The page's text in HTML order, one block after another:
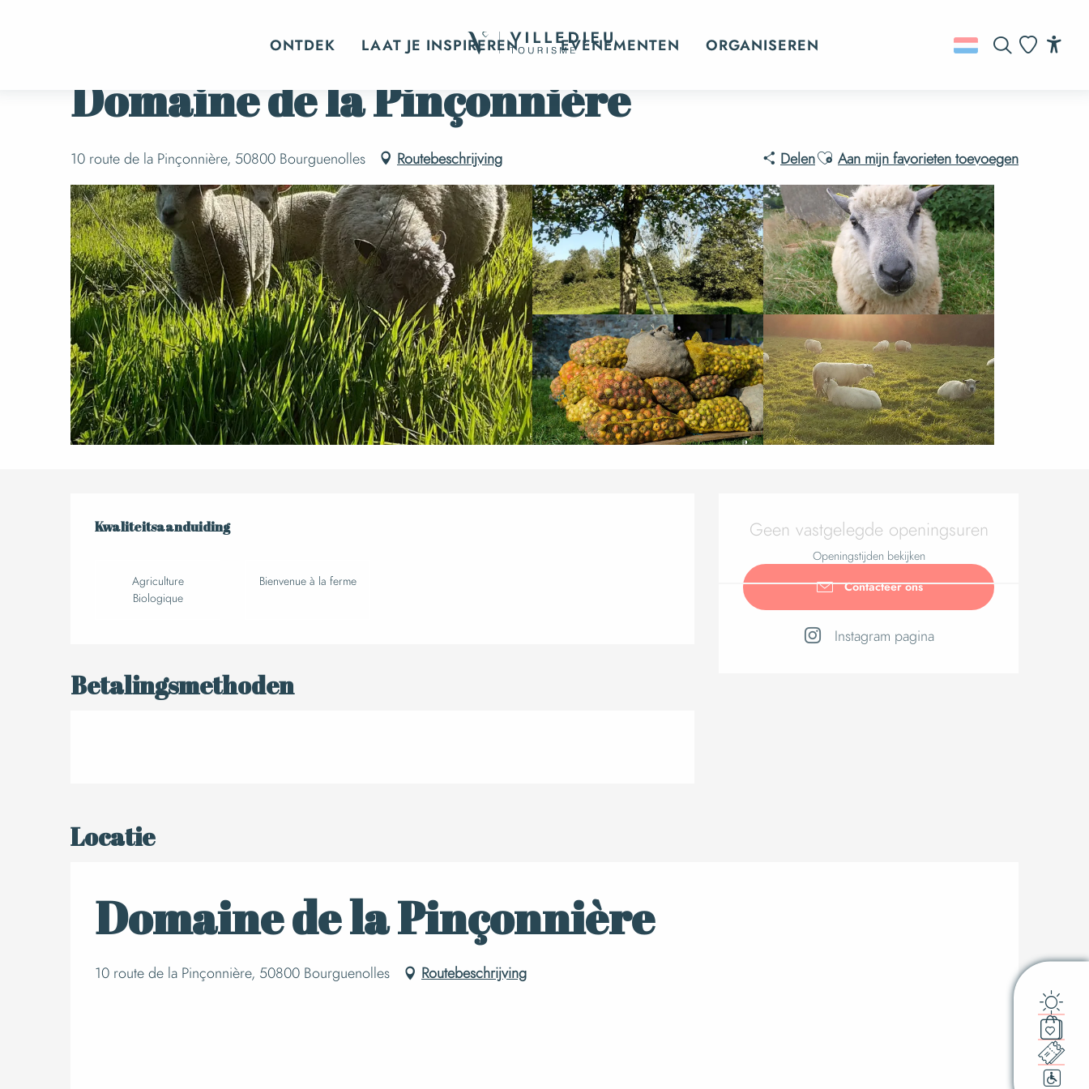
ONTDEK LAAT JE INSPIREREN EVENEMENTEN ORGANISEREN
Domaine de la Pinçonnière
10 route de la Pinçonnière, 50800 Bourguenolles Routebeschrijving DelenAjouter aux favoris
Aan mijn favorieten toevoegen
Geen vastgelegde openingsuren
Openingstijden bekijken
Contacteer ons
Instagram pagina
Dienstverlening
Kwaliteitsaanduiding
Kwaliteitsaanduiding
Agriculture
Biologique
Bienvenue à la ferme
Betalingsmethoden
Locatie
Domaine de la Pinçonnière
10 route de la Pinçonnière, 50800 Bourguenolles Routebeschrijving